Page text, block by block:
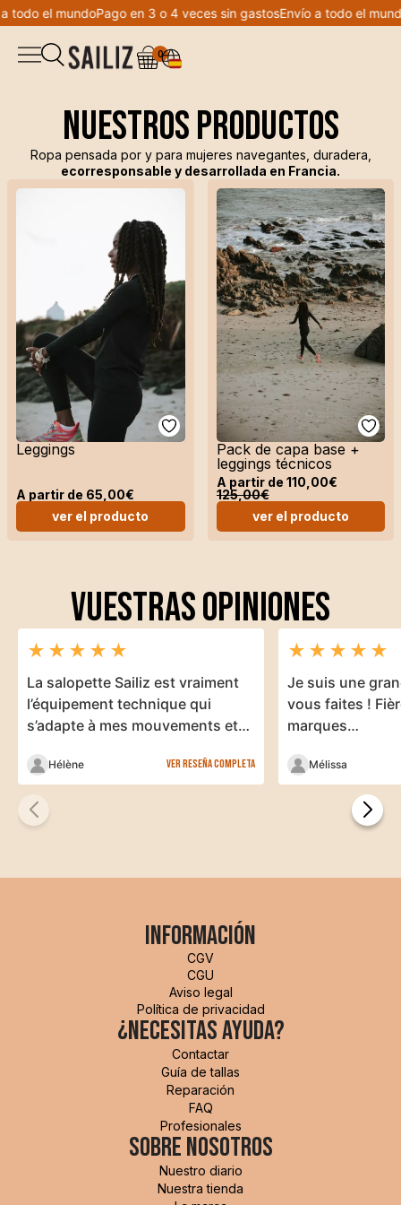
todo el mundoPago en 3 o 4 veces sin gastosEnvío a todo el
0
Tienda
Peto
Sudadera
Camiseta
Leggings
Short
Accesorios
Cuaderno de bitácora
Cocreación
Bienvenido a Sailiz
Lista de deseos
Mi cuenta
Nuestros productos
Ropa pensada por y para mujeres navegantes, duradera,
ecorresponsable y desarrollada en Francia.
Leggings
A partir de 65,00€
ver el producto
Pack de capa base +
leggings técnicos
A partir de 110,00€
125,00€
ver el producto
VUESTRAS OPINIONES
★ ★ ★ ★ ★
La salopette Sailiz est vraiment
l’équipement technique qui
s’adapte à mes mouvements et
Hélène Ver reseña completa
★ ★ ★ ★ ★
Je suis une
vous faites !
marques…
Mélissa
Información
CGV
CGU
Aviso legal
Política de privacidad
¿Necesitas ayuda?
Contactar
Guía de tallas
Reparación
FAQ
Profesionales
sobre nosotros
Nuestro diario
Nuestra tienda